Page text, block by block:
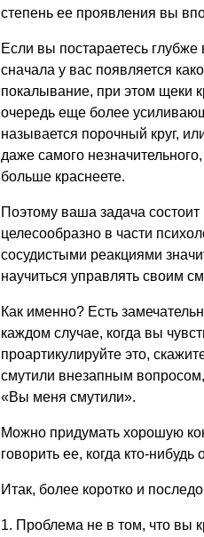
степень ее проявления вы
Если вы постараетесь
сначала у вас появляется
покалывание, при этом щеки
очередь еще более
называется порочный круг,
даже самого
больше краснеете.
Поэтому ваша задача состоит
целесообразно в части
сосудистыми реакциями
научиться управлять своим
Как именно? Есть
каждом случае, когда вы
проартикулируйте это,
смутили внезапным
«Вы меня смутили».
Можно придумать хорошую
говорить ее, когда кто-
Итак, более коротко и
1. Проблема не в том, что вы